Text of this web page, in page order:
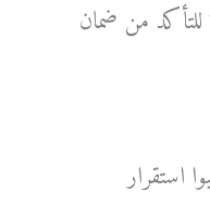
للتأكد من ضمان
استقرار